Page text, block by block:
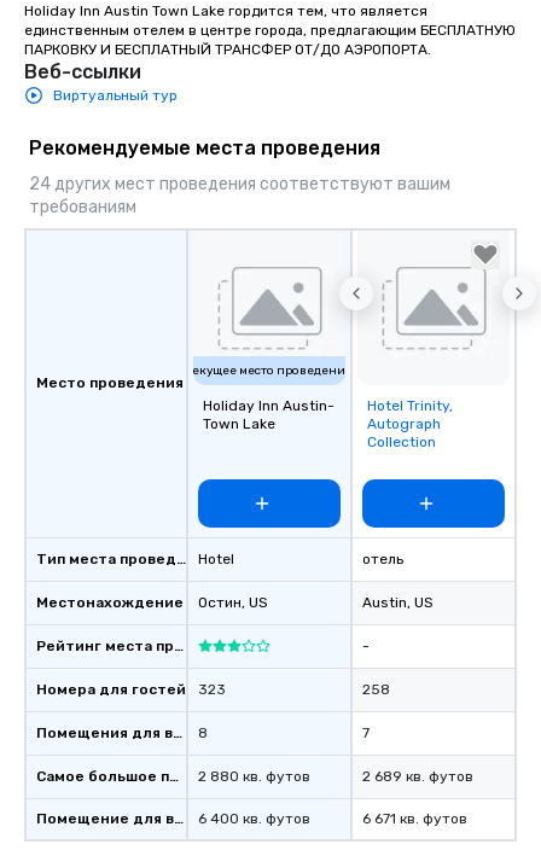
Holiday Inn Austin Town Lake гордится тем, что является
единственным отелем в центре города, предлагающим БЕСПЛАТНУЮ
ПАРКОВКУ И БЕСПЛАТНЫЙ ТРАНСФЕР ОТ/ДО АЭРОПОРТА.
Веб-ссылки
Виртуальный тур
Рекомендуемые места проведения
24 других мест проведения соответствуют вашим
требованиям
Место проведения
Тип места проведения
Местонахождение
Рейтинг места проведения
Номера для гостей
Помещения для встреч
Самое большое помещение
Помещение для встречи
Текущее место проведения
Holiday Inn Austin-
Town Lake
Hotel
Остин, US
323
8
2 880 кв. футов
6 400 кв. футов
Removed from
favorites
Hotel Trinity,
Autograph
Collection
отель
Austin, US
-
258
7
2 689 кв. футов
6 671 кв. футов